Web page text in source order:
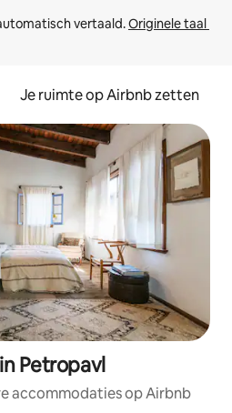
vertaald. Originele taal
Je ruimte op Airbnb zetten
Petropavl
accommodaties op Airbnb